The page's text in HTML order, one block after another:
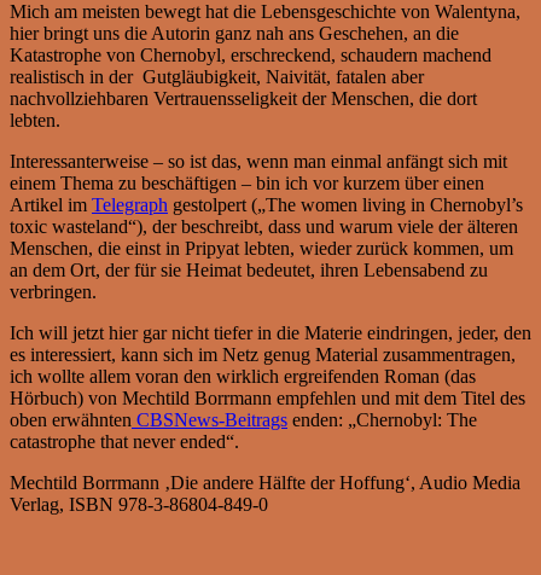
Mich am meisten bewegt hat die Lebensgeschichte von Walentyna,
hier bringt uns die Autorin ganz nah ans Geschehen, an die
Katastrophe von Chernobyl, erschreckend, schaudern machend
realistisch in der Gutgläubigkeit, Naivität, fatalen aber
nachvollziehbaren Vertrauensseligkeit der Menschen, die dort
lebten.
Interessanterweise – so ist das, wenn man einmal anfängt sich mit
einem Thema zu beschäftigen – bin ich vor kurzem über einen
Artikel im Telegraph gestolpert („The women living in Chernobyl’s
toxic wasteland“), der beschreibt, dass und warum viele der älteren
Menschen, die einst in Pripyat lebten, wieder zurück kommen, um
an dem Ort, der für sie Heimat bedeutet, ihren Lebensabend zu
verbringen.
Ich will jetzt hier gar nicht tiefer in die Materie eindringen, jeder, den
es interessiert, kann sich im Netz genug Material zusammentragen,
ich wollte allem voran den wirklich ergreifenden Roman (das
Hörbuch) von Mechtild Borrmann empfehlen und mit dem Titel des
oben erwähnten CBSNews-Beitrags enden: „Chernobyl: The
catastrophe that never ended“.
Mechtild Borrmann ‚Die andere Hälfte der Hoffung‘, Audio Media
Verlag, ISBN 978-3-86804-849-0